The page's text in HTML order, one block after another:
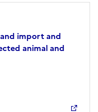
import and
animal and